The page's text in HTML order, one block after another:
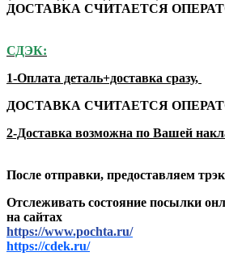
ДОСТАВКА СЧИТАЕТСЯ
СДЭК:
1-Оплата деталь+доставка сразу,
ДОСТАВКА СЧИТАЕТСЯ
2-Доставка возможна по Вашей
После отправки, предоставляем
Отслеживать состояние посылки
на сайтах
https://www.pochta.ru/
https://cdek.ru/